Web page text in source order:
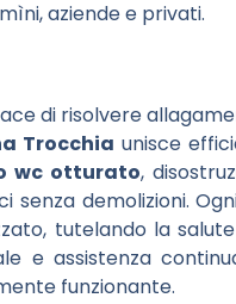
aziende e privati.
di risolvere
Trocchia unisce
wc otturato,
demolizioni.
tutelando la
e assistenza
funzionante.